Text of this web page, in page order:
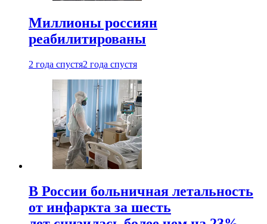
Миллионы россиян
реабилитированы
2 года спустя2 года спустя
В России больничная летальность
от инфаркта за шесть